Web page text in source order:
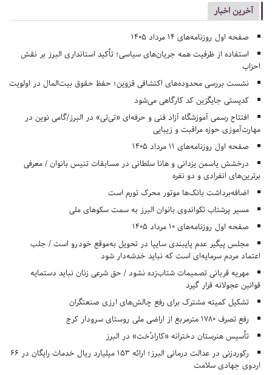
آخرین اخبار
صفحه اول روزنامه‌های 14 مرداد 1405
استفاده از ظرفیت همه جریان‌های سیاسی؛ تأکید استانداری البرز بر نقش
احزاب
نشست بررسی محدوده‌های اکتشافی قزوین؛ حفظ حقوق بیت‌المال در اولویت
کدپستی جایگزین کد کارگاهی می‌شود
افتتاح رسمی آموزشگاه آزاد فنی و حرفه‌ای «تی‌تی» در البرز/گامی نوین در
مهارت‌آموزی حوزه مراقبت و زیبایی
صفحه اول روزنامه‌های 11 مرداد 1405
درخشش یاسمن یزدانی و هانا سلطانی در مسابقات تنیس بانوان / معرفی
برترین‌های انفرادی و دو نفره
اضافه‌برداشت بانک‌ها موتور محرک تورم است
مسیر پرشتاب تکواندوی بانوان البرز به سمت سکوهای ملی
صفحه اول روزنامه‌های 10 مرداد 1405
مجلس پیگیر عدم پایبندی سایپا در تحویل به‌موقع خودرو است / جلب
اعتماد مردم سرمایه‌ای است که نباید خدشه‌دار شود
مهریه قربانی تصمیمات شتاب‌زده نشود / حق شرعی زنان نباید دستمایه
قوانین عجولانه قرار گیرد
تشکیل کمیته مشترک برای رفع چالش‌های ارزی صنعتگران
رفع تصرف ۱۷۸۰ مترمربع از اراضی ملی روستای سرودار کرج
تأسیس هنرستان دخترانه «کارادُخت» در البرز
رکوردزنی در عدالت درمانی البرز؛ ارائه ۱۵۳ میلیارد ریال خدمات رایگان در ۶۶
اردوی جهادی سلامت